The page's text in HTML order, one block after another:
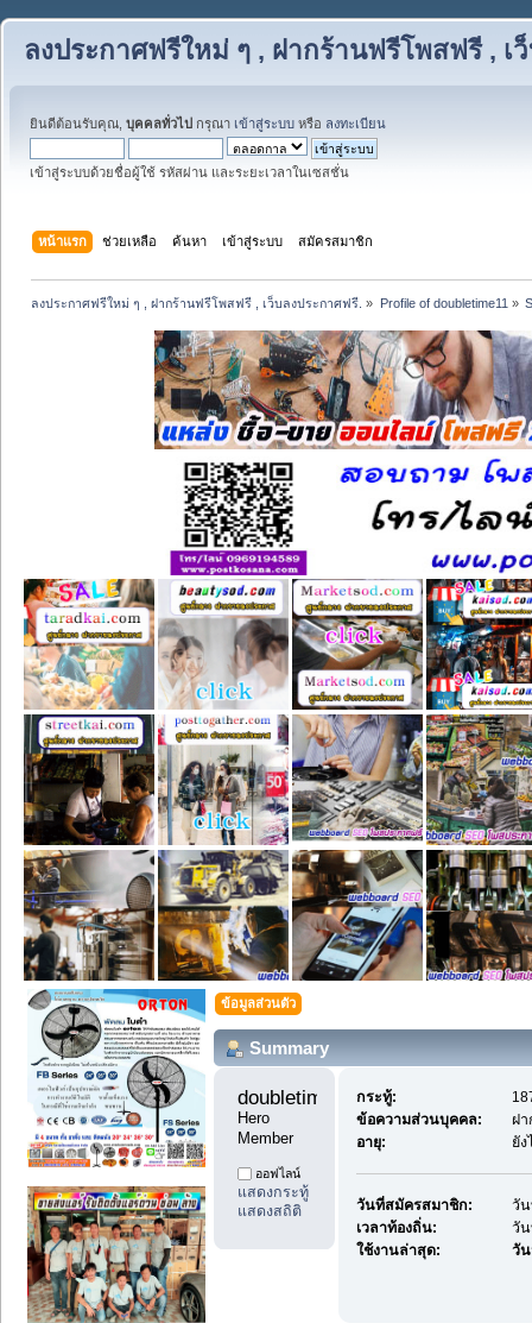
ลงประกาศฟรีใหม่ ๆ , ฝากร้านฟรีโพสฟรี , เ
ยินดีต้อนรับคุณ, บุคคลทั่วไป กรุณา เข้าสู่ระบบ หรือ ลงทะเบียน
เข้าสู่ระบบด้วยชื่อผู้ใช้ รหัสผ่าน และระยะเวลาในเซสชั่น
หน้าแรก ช่วยเหลือ ค้นหา เข้าสู่ระบบ สมัครสมาชิก
ลงประกาศฟรีใหม่ ๆ , ฝากร้านฟรีโพสฟรี , เว็บลงประกาศฟรี. » Profile of doubletime11 »
ข้อมูลส่วนตัว
Summary
doubletime11
Hero
Member
ออฟไลน์
แสดงกระทู้
แสดงสถิติ
กระทู้:
ข้อความส่วนบุคคล:
ฝ
อายุ:
ยั
วันที่สมัครสมาชิก:
วัน
เวลาท้องถิ่น:
วัน
ใช้งานล่าสุด:
วั